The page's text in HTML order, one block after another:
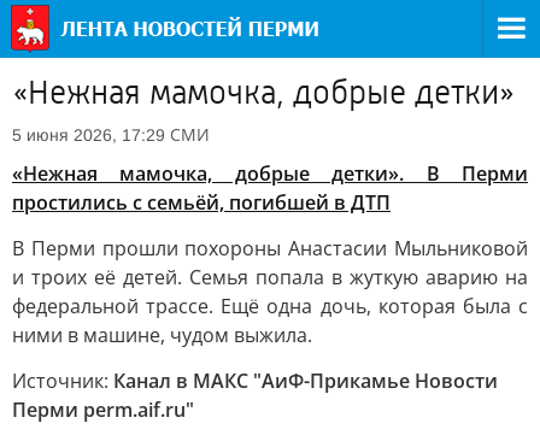
«Нежная мамочка, добрые детки»
5 июня 2026, 17:29 СМИ
«Нежная мамочка, добрые детки». В Перми
простились с семьёй, погибшей в ДТП
В Перми прошли похороны Анастасии Мыльниковой
и троих её детей. Семья попала в жуткую аварию на
федеральной трассе. Ещё одна дочь, которая была с
ними в машине, чудом выжила.
Источник: Канал в МАКС "АиФ-Прикамье Новости
Перми perm.aif.ru"